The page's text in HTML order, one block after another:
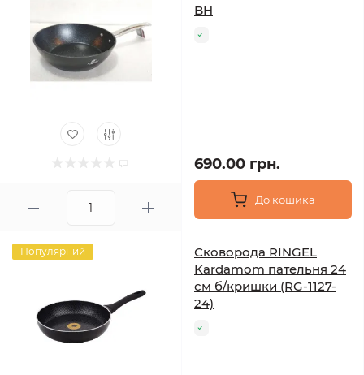
BH
690.00 грн.
До кошика
Популярний
Сковорода RINGEL
Kardamom пательня 24
см б/кришки (RG-1127-
24)